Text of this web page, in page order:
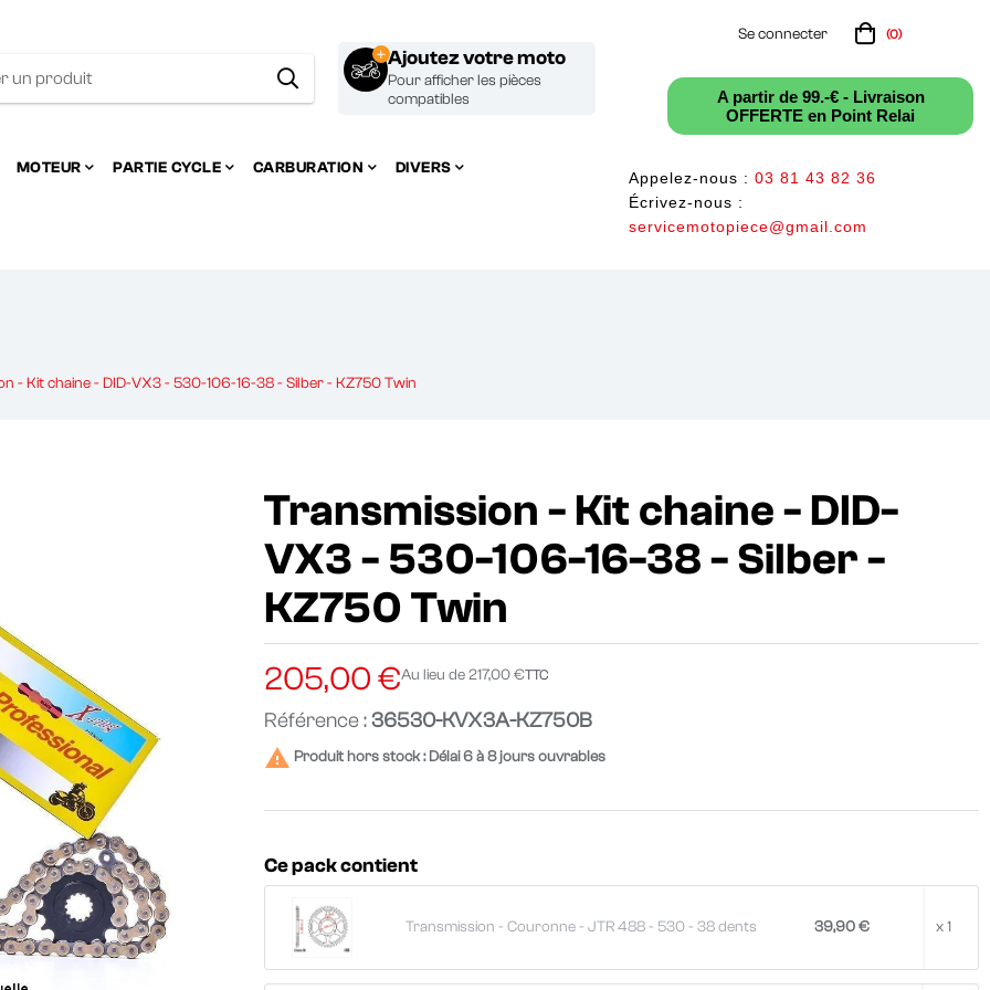
Ajoutez votre moto
Pour afficher les pièces
compatibles
Se connecter (0)
A partir de 99.-€ - Livraison
OFFERTE en Point Relai
MOTEUR PARTIE CYCLE CARBURATION DIVERS
Appelez-nous : 03 81 43 82 36
Écrivez-nous :
servicemotopiece@gmail.com
- Kit chaine - DID-VX3 - 530-106-16-38 - Silber - KZ750 Twin
Transmission - Kit chaine - DID-
VX3 - 530-106-16-38 - Silber -
KZ750 Twin
205,00 €Au lieu de 217,00 €TTC
Référence :36530-KVX3A-KZ750B
 Produit hors stock : Délai 6 à 8 jours ouvrables
Ce pack contient
Transmission - Couronne - JTR 488 - 530 - 38 dents 39,90 € x 1